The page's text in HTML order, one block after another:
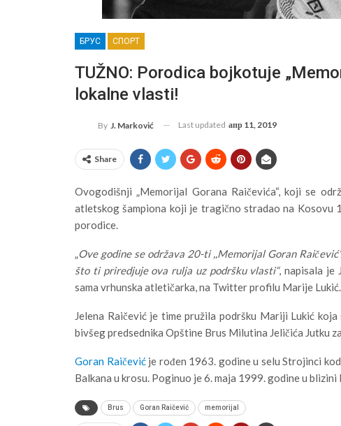
БРУС СПОРТ
TUŽNO: Porodica bojkotuje
lokalne vlasti!
By J. Marković Last updated апр 11, 2019
Share
Ovogodišnji „Memorijal Gorana Raičevića“, koji se
atletskog šampiona koji je tragično stradao na Kosovu
porodice.
„Ove godine se održava 20-ti ,,Memorijal Goran
što ti priredjuje ova rulja uz podršku vlasti“, napisala je
sama vrhunska atletičarka, na Twitter profilu Marije Lukić.
Jelena Raičević je time pružila podršku Mariji Lukić
bivšeg predsednika Opštine Brus Milutina Jeličića Jutku
Goran Raičevićje rođen 1963. godine u selu Strojinci
Balkana u krosu. Poginuo je 6. maja 1999. godine u
Brus Goran Raičević memorijal